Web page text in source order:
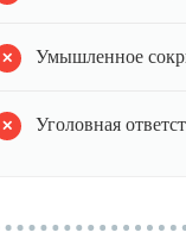
Умышленное
Уголовная